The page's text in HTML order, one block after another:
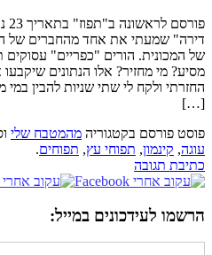
דירה" שמעתי את אחד מהחברים של
של המכונית. הורים "כפריים" עסוקים
מסיע? מי מחזיר? אלו הנתונים
החזרתי ולקח לי שתי שניות להבין
[…]
פוסט פורסם בקטגוריהמהמטבח שלי
עוגה,קינמון,תפוחי עץ,תפוחים.
כתיבת תגובה
הרשמו לעידכונים במייל: